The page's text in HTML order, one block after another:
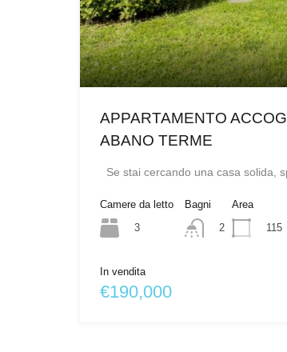
APPARTAMENTO
ABANO TERME
Se stai cercando una casa solida,
Camere da letto
3
Bagni
2
Area
115
In vendita
€190,000